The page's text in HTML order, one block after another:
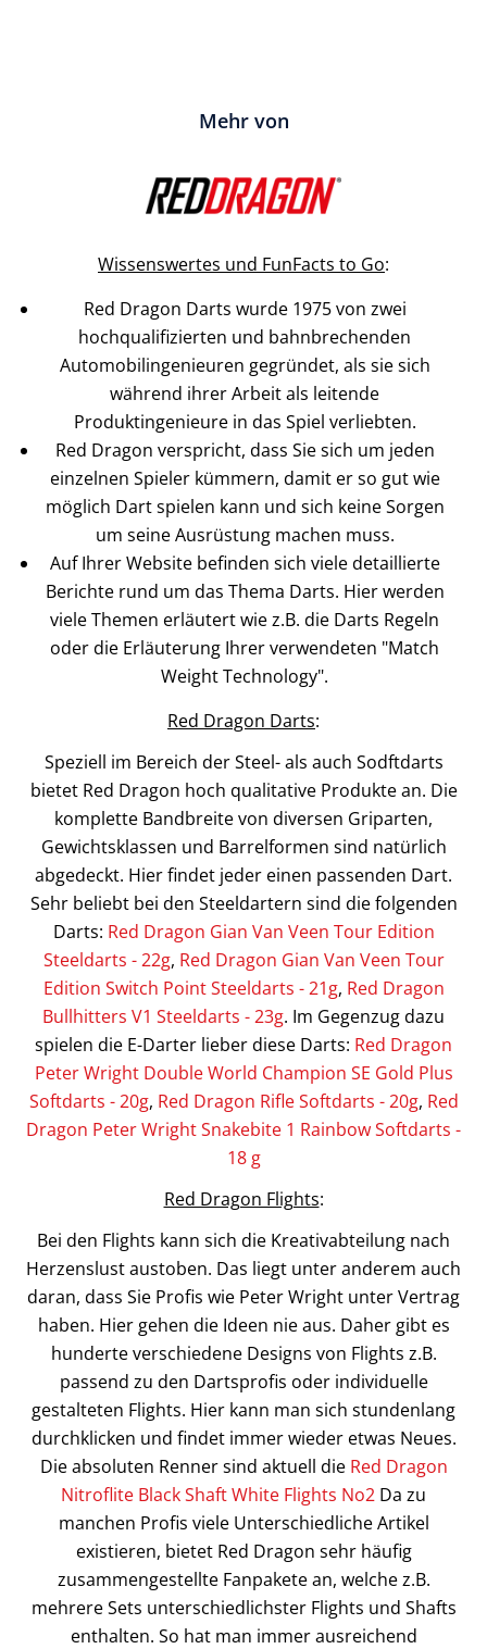
Mehr von
Wissenswertes und FunFacts to Go:
Red Dragon Darts wurde 1975 von zwei
hochqualifizierten und bahnbrechenden
Automobilingenieuren gegründet, als sie sich
während ihrer Arbeit als leitende
Produktingenieure in das Spiel verliebten.
Red Dragon verspricht, dass Sie sich um jeden
einzelnen Spieler kümmern, damit er so gut wie
möglich Dart spielen kann und sich keine Sorgen
um seine Ausrüstung machen muss.
Auf Ihrer Website befinden sich viele detaillierte
Berichte rund um das Thema Darts. Hier werden
viele Themen erläutert wie z.B. die Darts Regeln
oder die Erläuterung Ihrer verwendeten "Match
Weight Technology".
Red Dragon Darts:
Speziell im Bereich der Steel- als auch Sodftdarts
bietet Red Dragon hoch qualitative Produkte an. Die
komplette Bandbreite von diversen Griparten,
Gewichtsklassen und Barrelformen sind natürlich
abgedeckt. Hier findet jeder einen passenden Dart.
Sehr beliebt bei den Steeldartern sind die folgenden
Darts: Red Dragon Gian Van Veen Tour Edition
Steeldarts - 22g, Red Dragon Gian Van Veen Tour
Edition Switch Point Steeldarts - 21g, Red Dragon
Bullhitters V1 Steeldarts - 23g. Im Gegenzug dazu
spielen die E-Darter lieber diese Darts: Red Dragon
Peter Wright Double World Champion SE Gold Plus
Softdarts - 20g, Red Dragon Rifle Softdarts - 20g, Red
Dragon Peter Wright Snakebite 1 Rainbow Softdarts -
18 g
Red Dragon Flights:
Bei den Flights kann sich die Kreativabteilung nach
Herzenslust austoben. Das liegt unter anderem auch
daran, dass Sie Profis wie Peter Wright unter Vertrag
haben. Hier gehen die Ideen nie aus. Daher gibt es
hunderte verschiedene Designs von Flights z.B.
passend zu den Dartsprofis oder individuelle
gestalteten Flights. Hier kann man sich stundenlang
durchklicken und findet immer wieder etwas Neues.
Die absoluten Renner sind aktuell die Red Dragon
Nitroflite Black Shaft White Flights No2 Da zu
manchen Profis viele Unterschiedliche Artikel
existieren, bietet Red Dragon sehr häufig
zusammengestellte Fanpakete an, welche z.B.
mehrere Sets unterschiedlichster Flights und Shafts
enthalten. So hat man immer ausreichend